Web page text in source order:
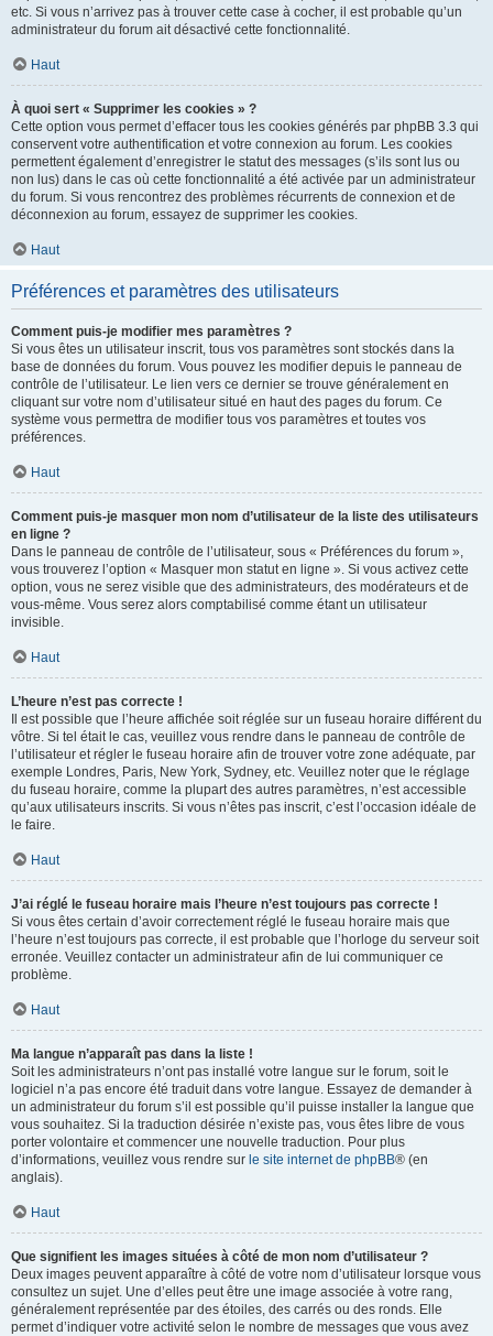
etc. Si vous n’arrivez pas à trouver cette case à cocher, il est probable qu’un
administrateur du forum ait désactivé cette fonctionnalité.
Haut
À quoi sert « Supprimer les cookies » ?
Cette option vous permet d’effacer tous les cookies générés par phpBB 3.3 qui
conservent votre authentification et votre connexion au forum. Les cookies
permettent également d’enregistrer le statut des messages (s’ils sont lus ou
non lus) dans le cas où cette fonctionnalité a été activée par un administrateur
du forum. Si vous rencontrez des problèmes récurrents de connexion et de
déconnexion au forum, essayez de supprimer les cookies.
Haut
Préférences et paramètres des utilisateurs
Comment puis-je modifier mes paramètres ?
Si vous êtes un utilisateur inscrit, tous vos paramètres sont stockés dans la
base de données du forum. Vous pouvez les modifier depuis le panneau de
contrôle de l’utilisateur. Le lien vers ce dernier se trouve généralement en
cliquant sur votre nom d’utilisateur situé en haut des pages du forum. Ce
système vous permettra de modifier tous vos paramètres et toutes vos
préférences.
Haut
Comment puis-je masquer mon nom d’utilisateur de la liste des utilisateurs
en ligne ?
Dans le panneau de contrôle de l’utilisateur, sous « Préférences du forum »,
vous trouverez l’option « Masquer mon statut en ligne ». Si vous activez cette
option, vous ne serez visible que des administrateurs, des modérateurs et de
vous-même. Vous serez alors comptabilisé comme étant un utilisateur
invisible.
Haut
L’heure n’est pas correcte !
Il est possible que l’heure affichée soit réglée sur un fuseau horaire différent du
vôtre. Si tel était le cas, veuillez vous rendre dans le panneau de contrôle de
l’utilisateur et régler le fuseau horaire afin de trouver votre zone adéquate, par
exemple Londres, Paris, New York, Sydney, etc. Veuillez noter que le réglage
du fuseau horaire, comme la plupart des autres paramètres, n’est accessible
qu’aux utilisateurs inscrits. Si vous n’êtes pas inscrit, c’est l’occasion idéale de
le faire.
Haut
J’ai réglé le fuseau horaire mais l’heure n’est toujours pas correcte !
Si vous êtes certain d’avoir correctement réglé le fuseau horaire mais que
l’heure n’est toujours pas correcte, il est probable que l’horloge du serveur soit
erronée. Veuillez contacter un administrateur afin de lui communiquer ce
problème.
Haut
Ma langue n’apparaît pas dans la liste !
Soit les administrateurs n’ont pas installé votre langue sur le forum, soit le
logiciel n’a pas encore été traduit dans votre langue. Essayez de demander à
un administrateur du forum s’il est possible qu’il puisse installer la langue que
vous souhaitez. Si la traduction désirée n’existe pas, vous êtes libre de vous
porter volontaire et commencer une nouvelle traduction. Pour plus
d’informations, veuillez vous rendre sur le site internet de phpBB® (en
anglais).
Haut
Que signifient les images situées à côté de mon nom d’utilisateur ?
Deux images peuvent apparaître à côté de votre nom d’utilisateur lorsque vous
consultez un sujet. Une d’elles peut être une image associée à votre rang,
généralement représentée par des étoiles, des carrés ou des ronds. Elle
permet d’indiquer votre activité selon le nombre de messages que vous avez